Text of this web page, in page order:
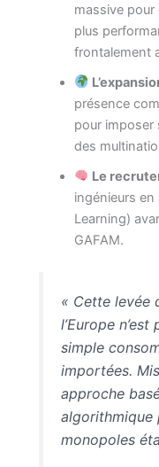
massive
plus
frontalement
présence
pour imposer
des
Le
ingénieurs
Learning)
GAFAM.
« Cette levée
l’Europe
simple
importées.
approche
algorithmique
monopoles